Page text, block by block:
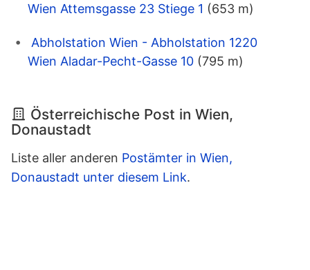
Wien Attemsgasse 23 Stiege 1 (653 m)
Abholstation Wien - Abholstation 1220
Wien Aladar-Pecht-Gasse 10 (795 m)
Österreichische Post in Wien,
Donaustadt
Liste aller anderen Postämter in Wien,
Donaustadt unter diesem Link.